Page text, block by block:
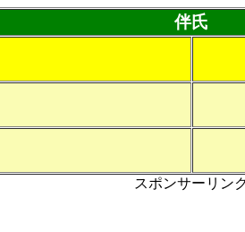
伴氏
スポンサーリン